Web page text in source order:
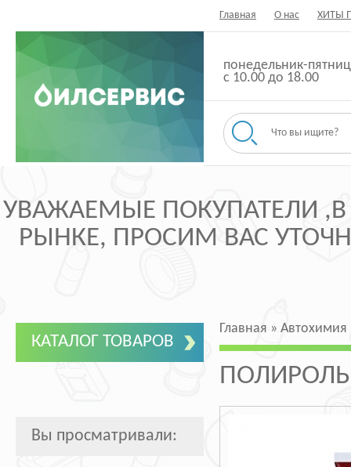
Главная О нас ХИТЫ
понедельник-
с 10.00 до 18.00
УВАЖАЕМЫЕ ПОКУПАТЕЛИ
РЫНКЕ, ПРОСИМ ВАС
КАТАЛОГ ТОВАРОВ
Вы просматривали:
Главная » Автохимия
ПОЛИРОЛЬ